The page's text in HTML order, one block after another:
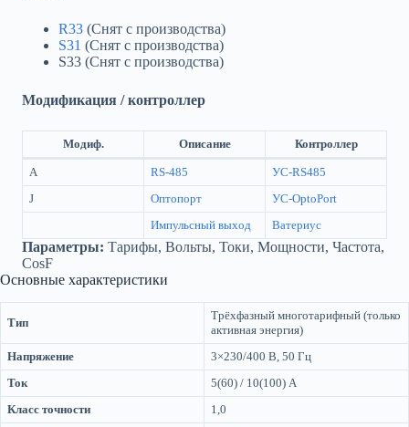
R33 (Снят с производства)
S31 (Снят с производства)
S33 (Снят с производства)
Модификация / контроллер
Модиф. Описание Контроллер
A RS-485
УС-RS485
J
Оптопорт
УС-OptoPort
Импульсный выход
Ватериус
Параметры: Тарифы, Вольты, Токи, Мощности, Частота,
CosF
Основные характеристики
Тип
Трёхфазный многотарифный (только
активная энергия)
Напряжение
3×230/400 В, 50 Гц
Ток
5(60) / 10(100) А
Класс точности
1,0